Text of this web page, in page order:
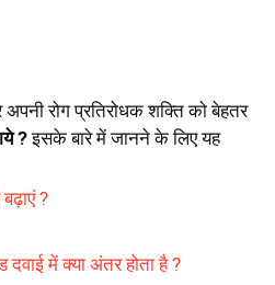
रोग प्रतिरोधक शक्ति को बेहतर
?इसके बारे में जानने के लिए यह
?
में क्या अंतर होता है ?